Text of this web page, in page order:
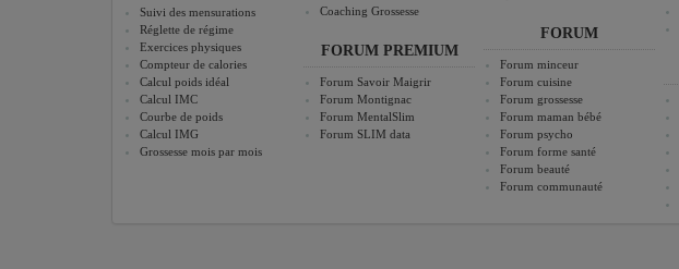
Suivi des mensurations
Réglette de régime
Exercices physiques
Compteur de calories
Calcul poids idéal
Calcul IMC
Courbe de poids
Calcul IMG
Grossesse mois par mois
Coaching Grossesse
FORUM PREMIUM
Forum Savoir Maigrir
Forum Montignac
Forum MentalSlim
Forum SLIM data
FORUM
Forum minceur
Forum cuisine
Forum grossesse
Forum maman bébé
Forum psycho
Forum forme santé
Forum beauté
Forum communauté